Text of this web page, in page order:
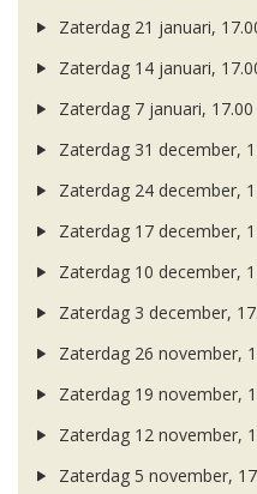
Zaterdag 21 januari,
Zaterdag 14 januari,
Zaterdag 7 januari,
Zaterdag 31 december,
Zaterdag 24 december,
Zaterdag 17 december,
Zaterdag 10 december,
Zaterdag 3 december,
Zaterdag 26 november,
Zaterdag 19 november,
Zaterdag 12 november,
Zaterdag 5 november,